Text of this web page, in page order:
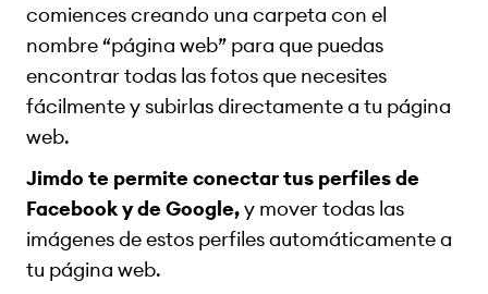
comiences creando una carpeta con el
nombre “página web” para que puedas
encontrar todas las fotos que necesites
fácilmente y subirlas directamente a tu página
web.
Jimdo te permite conectar tus perfiles de
Facebook y de Google,y mover todas las
imágenes de estos perfiles automáticamente a
tu página web.